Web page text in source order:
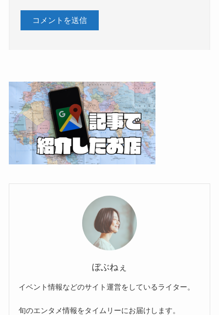
ぼぶねぇ
イベント情報などのサイト運営をしているライター。
旬のエンタメ情報をタイムリーにお届けします。